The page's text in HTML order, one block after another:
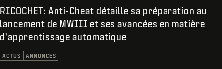
RICOCHET: Anti-Cheat détaille sa préparation au
lancement de MWIII et ses avancées en matière
d'apprentissage automatique
ACTUS ANNONCES